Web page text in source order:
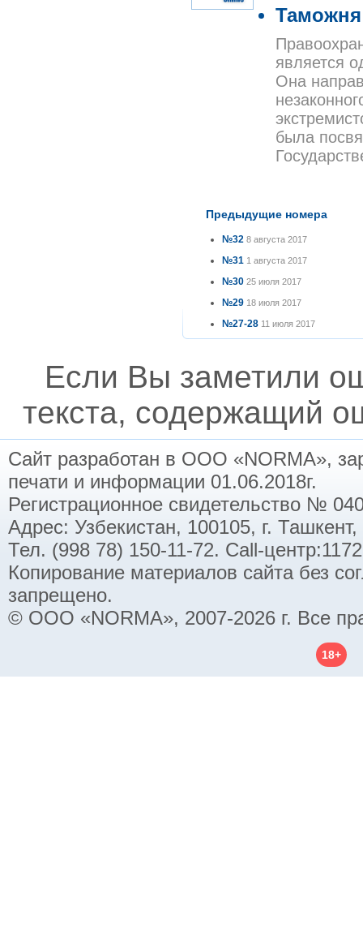
является
Она
была
Предыдущие номера
№32 8 августа 2017
№31 1 августа 2017
№30 25 июля 2017
№29 18 июля 2017
№27-28 11 июля 2017
Если Вы заметили
текста, содержащий
Сайт разработан в ООО «NORMA»,
печати и информации 01.06.2018г.
Регистрационное свидетельство №
Адрес: Узбекистан, 100105, г.
Тел. (998 78) 150-11-72. Call-
Копирование материалов сайта без
запрещено.
© ООО «NORMA», 2007-2026 г. Все
18+